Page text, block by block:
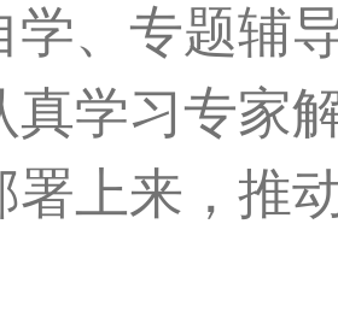
学、专题辅
真学习专家
署上来，推